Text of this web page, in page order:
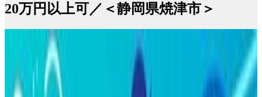
20万円以上可／＜静岡県焼津市＞